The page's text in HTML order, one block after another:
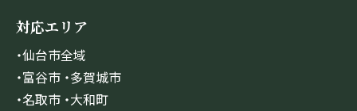
対応エリア
・仙台市全域
・富谷市 ・多賀城市
・名取市 ・大和町